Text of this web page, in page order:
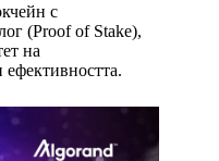
с
(Proof of Stake),
на